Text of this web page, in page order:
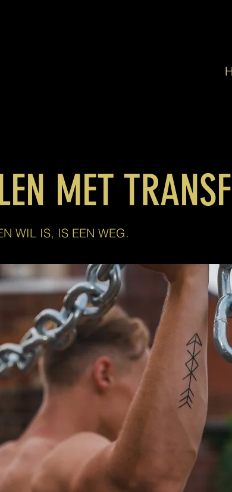
MET
WIL IS, IS EEN WEG.